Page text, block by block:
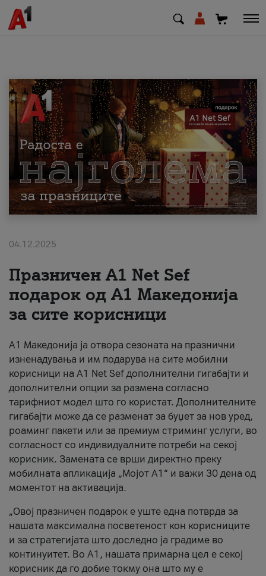
МК EN SQ
Приватни Деловни
Поддршка
Надополни кредит
За нас
#ПодобарОнлајн
04.12.2025
Празничен A1 Net Sеf
подарок од А1 Македонија
за сите корисници
А1 Македонија ја отвора сезоната на празнични
изненадувања и им подарува на сите мобилни
корисници на A1 Net Sef дополнителни гигабајти и
дополнителни опции за размена согласно
тарифниот модел што го користат. Дополнителните
гигабајти може да се разменат за буџет за нов уред,
роаминг пакети или за премиум стриминг услуги, во
согласност со индивидуалните потреби на секој
корисник. Замената се врши директно преку
мобилната апликација „Мојот А1“ и важи 30 дена од
моментот на активација.
„Овој празничен подарок е уште една потврда за
нашата максимална посветеност кон корисниците
и за стратегијата што доследно ја градиме во
континуитет. Во А1, нашата примарна цел е секој
корисник да го добие токму она што му е